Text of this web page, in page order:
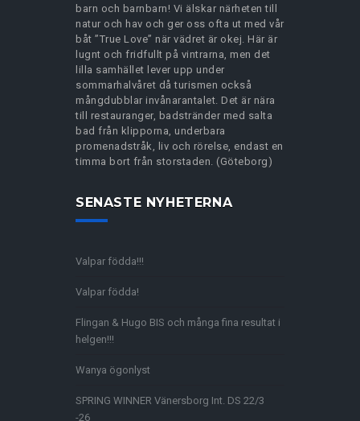
barn och barnbarn! Vi älskar närheten till
natur och hav och ger oss ofta ut med vår
båt ”True Love” när vädret är okej. Här är
lugnt och fridfullt på vintrarna, men det
lilla samhället lever upp under
sommarhalvåret då turismen också
mångdubblar invånarantalet. Det är nära
till restauranger, badstränder med salta
bad från klipporna, underbara
promenadstråk, liv och rörelse, endast en
timma bort från storstaden. (Göteborg)
SENASTE NYHETERNA
Valpar födda!!!
Valpar födda!
Flingan & Hugo BIS och många fina resultat i
helgen!!!
Wanya ögonlyst
SPRING WINNER Vänersborg Int. DS 22/3
-26